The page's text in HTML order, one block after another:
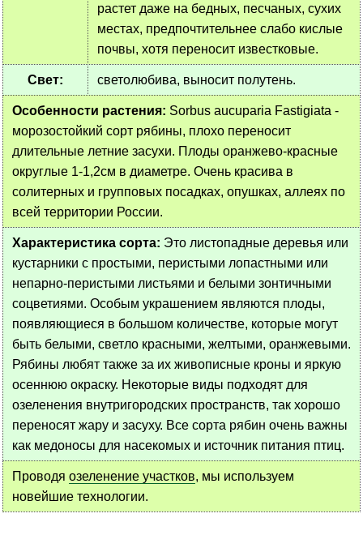
растет даже на бедных, песчаных, сухих
местах, предпочтительнее слабо кислые
почвы, хотя переносит известковые.
Свет: светолюбива, выносит полутень.
Особенности растения: Sorbus aucuparia Fastigiata -
морозостойкий сорт рябины, плохо переносит
длительные летние засухи. Плоды оранжево-красные
округлые 1-1,2см в диаметре. Очень красива в
солитерных и групповых посадках, опушках, аллеях по
всей территории России.
Характеристика сорта: Это листопадные деревья или
кустарники с простыми, перистыми лопастными или
непарно-перистыми листьями и белыми зонтичными
соцветиями. Особым украшением являются плоды,
появляющиеся в большом количестве, которые могут
быть белыми, светло красными, желтыми, оранжевыми.
Рябины любят также за их живописные кроны и яркую
осеннюю окраску. Некоторые виды подходят для
озеленения внутригородских пространств, так хорошо
переносят жару и засуху. Все сорта рябин очень важны
как медоносы для насекомых и источник питания птиц.
Проводя озеленение участков, мы используем
новейшие технологии.